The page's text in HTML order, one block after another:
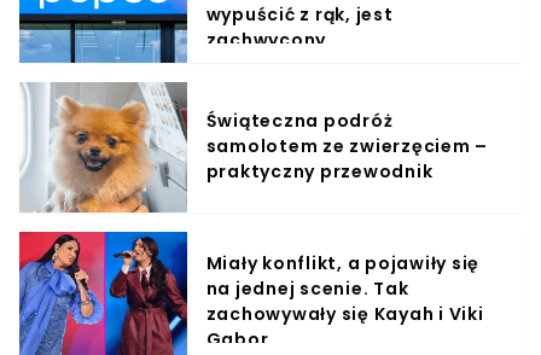
wypuścić z rąk, jest
zachwycony
Świąteczna podróż
samolotem ze zwierzęciem –
praktyczny przewodnik
Miały konflikt, a pojawiły się
na jednej scenie. Tak
zachowywały się Kayah i Viki
Gabor